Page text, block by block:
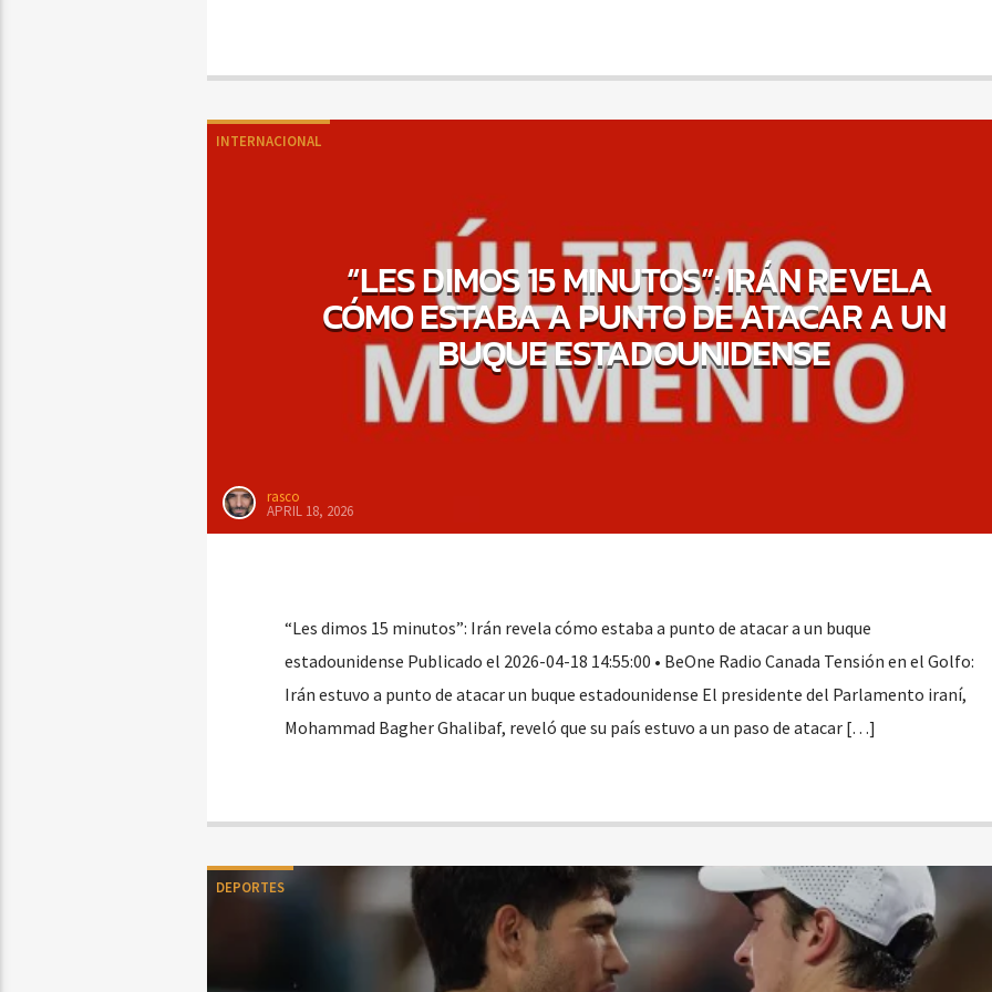
INTERNACIONAL
“LES DIMOS 15 MINUTOS”: IRÁN REVELA
CÓMO ESTABA A PUNTO DE ATACAR A UN
BUQUE ESTADOUNIDENSE
rasco
APRIL 18, 2026
“Les dimos 15 minutos”: Irán revela cómo estaba a punto de atacar a un buque
estadounidense Publicado el 2026-04-18 14:55:00 • BeOne Radio Canada Tensión en el Golfo:
Irán estuvo a punto de atacar un buque estadounidense El presidente del Parlamento iraní,
Mohammad Bagher Ghalibaf, reveló que su país estuvo a un paso de atacar […]
DEPORTES